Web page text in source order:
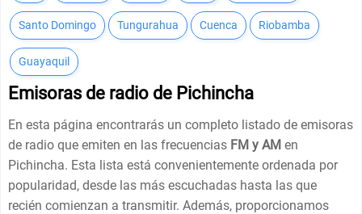
Santo Domingo Tungurahua Cuenca Riobamba
Guayaquil
Emisoras de radio de Pichincha
En esta página encontrarás un completo listado de emisoras
de radio que emiten en las frecuencias FM y AM en
Pichincha. Esta lista está convenientemente ordenada por
popularidad, desde las más escuchadas hasta las que
recién comienzan a transmitir. Además, proporcionamos